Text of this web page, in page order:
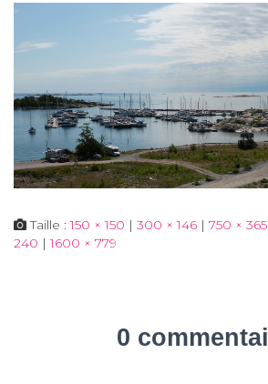
Taille :150 × 150 | 300 × 146 | 750 × 365
240 | 1600 × 779
0